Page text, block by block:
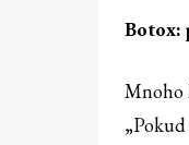
Botox:
Mnoho